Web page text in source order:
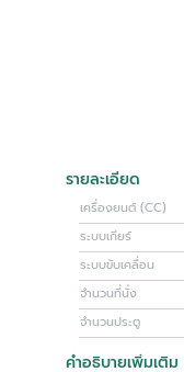
รายละเอียด
เครื่องยนต์ (CC)
ระบบเกียร์
ระบบขับเคลื่อน
จำนวนที่นั่ง
จำนวนประตู
คำอธิบายเพิ่มเติม